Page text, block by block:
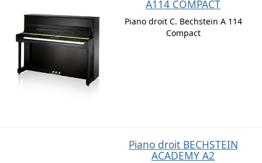
A114 COMPACT
Piano droit C. Bechstein A 114
Compact
Piano droit BECHSTEIN
ACADEMY A2